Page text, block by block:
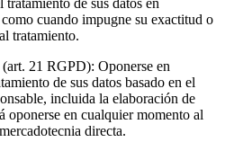
de sus datos en
cuando impugne su exactitud o
tratamiento.
21 RGPD): Oponerse en
de sus datos basado en el
incluida la elaboración de
oponerse en cualquier momento al
directa.